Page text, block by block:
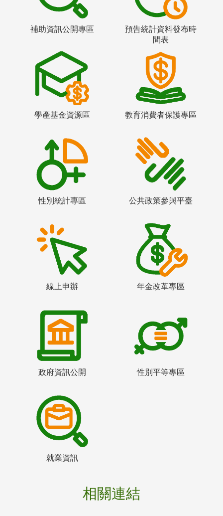
補助資訊公開專區
預告統計資料發布時
間表
學產基金資源區 教育消費者保護專區
性別統計專區 公共政策參與平臺
線上申辦 年金改革專區
政府資訊公開 性別平等專區
就業資訊
相關連結